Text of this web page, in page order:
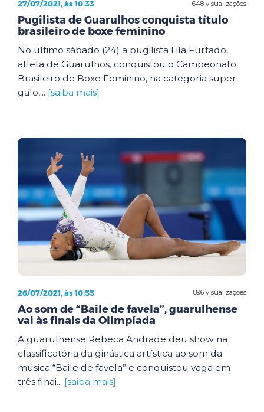
648 visualizações
27/07/2021, às 10:33
Pugilista de Guarulhos conquista título
brasileiro de boxe feminino
No último sábado (24) a pugilista Lila Furtado,
atleta de Guarulhos, conquistou o Campeonato
Brasileiro de Boxe Feminino, na categoria super
galo,... [saiba mais]
896 visualizações
26/07/2021, às 10:55
Ao som de “Baile de favela”, guarulhense
vai às finais da Olimpíada
A guarulhense Rebeca Andrade deu show na
classificatória da ginástica artística ao som da
música “Baile de favela” e conquistou vaga em
três finai... [saiba mais]